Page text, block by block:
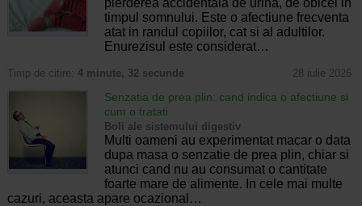
pierderea accidentala de urina, de obicei in
timpul somnului. Este o afectiune frecventa
atat in randul copiilor, cat si al adultilor.
Enurezisul este considerat…
Timp de citire: 4 minute, 32 secunde 28 iulie 2026
Senzatia de prea plin: cand indica o afectiune si
cum o tratati
Boli ale sistemului digestiv
Multi oameni au experimentat macar o data
dupa masa o senzatie de prea plin, chiar si
atunci cand nu au consumat o cantitate
foarte mare de alimente. In cele mai multe
cazuri, aceasta apare ocazional…